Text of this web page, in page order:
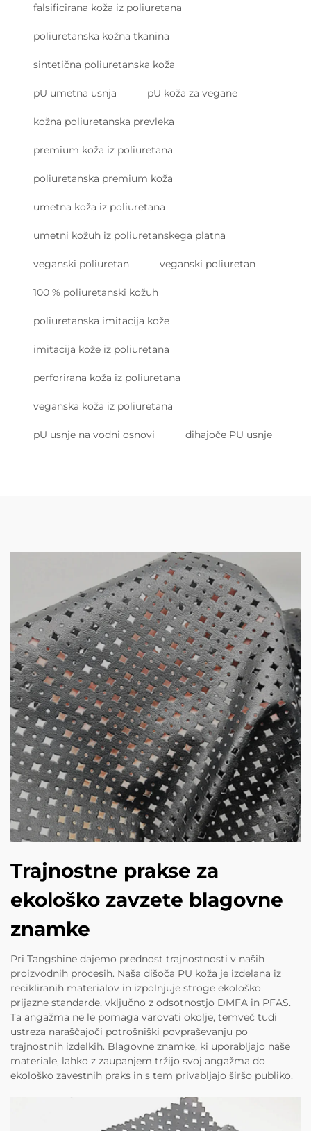
falsificirana koža iz poliuretana
poliuretanska kožna tkanina
sintetična poliuretanska koža
pU umetna usnja pU koža za vegane
kožna poliuretanska prevleka
premium koža iz poliuretana
poliuretanska premium koža
umetna koža iz poliuretana
umetni kožuh iz poliuretanskega platna
veganski poliuretan veganski poliuretan
100 % poliuretanski kožuh
poliuretanska imitacija kože
imitacija kože iz poliuretana
perforirana koža iz poliuretana
veganska koža iz poliuretana
pU usnje na vodni osnovi dihajoče PU usnje
Trajnostne prakse za
ekološko zavzete blagovne
znamke
Pri Tangshine dajemo prednost trajnostnosti v naših
proizvodnih procesih. Naša dišoča PU koža je izdelana iz
recikliranih materialov in izpolnjuje stroge ekološko
prijazne standarde, vključno z odsotnostjo DMFA in PFAS.
Ta angažma ne le pomaga varovati okolje, temveč tudi
ustreza naraščajoči potrošniški povpraševanju po
trajnostnih izdelkih. Blagovne znamke, ki uporabljajo naše
materiale, lahko z zaupanjem tržijo svoj angažma do
ekološko zavestnih praks in s tem privabljajo širšo publiko.